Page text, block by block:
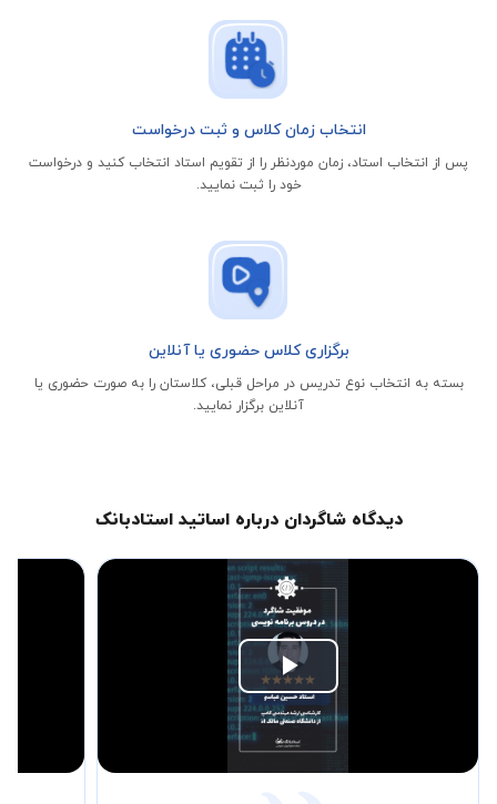
انتخاب زمان کلاس و ثبت درخواست
پس از انتخاب استاد، زمان موردنظر را از تقویم استاد انتخاب کنید و درخواست
خود را ثبت نمایید.
برگزاری کلاس حضوری یا آنلاین
بسته به انتخاب نوع تدریس در مراحل قبلی، کلاستان را به صورت حضوری یا
آنلاین برگزار نمایید.
دیدگاه شاگردان درباره اساتید استادبانک
Play
Video